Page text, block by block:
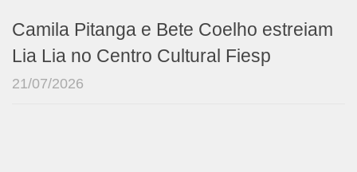
Camila Pitanga e Bete Coelho estreiam
Lia Lia no Centro Cultural Fiesp
21/07/2026